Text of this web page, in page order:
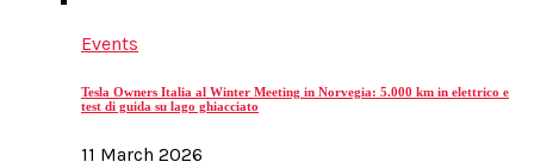
Events
Tesla Owners Italia al Winter Meeting in Norvegia: 5.000 km in elettrico e
test di guida su lago ghiacciato
11 March 2026